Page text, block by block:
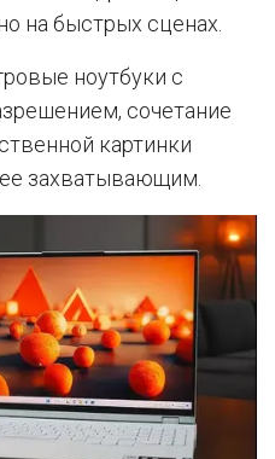
на быстрых сценах.
ноутбуки с
сочетание
картинки
захватывающим.